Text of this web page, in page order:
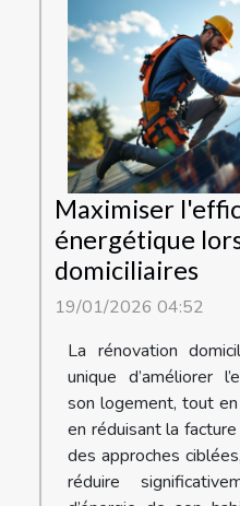
Maximiser
énergétique
domiciliaires
19/01/2026 04:52
La rénovation
unique d’améliorer
son logement, tout
en réduisant la
des approches
réduire